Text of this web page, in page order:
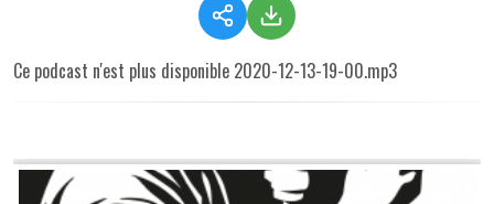
Ce podcast n'est plus disponible 2020-12-13-19-00.mp3